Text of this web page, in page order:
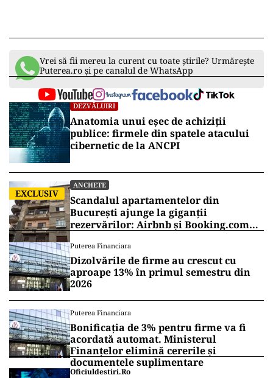
Vrei să fii mereu la curent cu toate știrile? Urmărește
Puterea.ro și pe canalul de WhatsApp
DEZVĂLUIRI
Anatomia unui eșec de achiziții
publice: firmele din spatele atacului
cibernetic de la ANCPI
EXCLUSIV
ANCHETE
Scandalul apartamentelor din
București ajunge la giganții
rezervărilor: Airbnb și Booking.com
Puterea Financiara
Dizolvările de firme au crescut cu
aproape 13% în primul semestru din
2026
Puterea Financiara
Bonificația de 3% pentru firme va fi
acordată automat. Ministerul
Finanțelor elimină cererile și
documentele suplimentare
Oficiuldestiri.ro